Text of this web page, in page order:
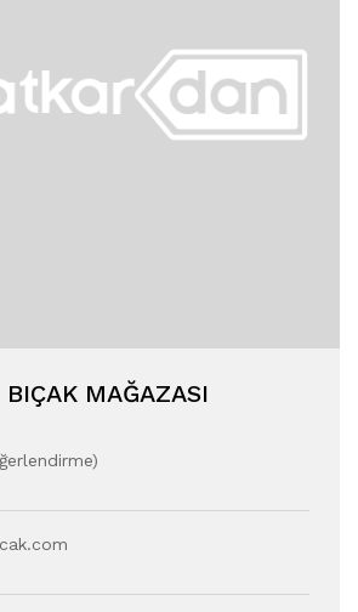
BIÇAK MAĞAZASI
)